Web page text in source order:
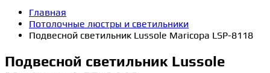
Главная
Потолочные люстры и светильники
Подвесной светильник Lussole Maricopa LSP-8118
Подвесной светильник Lussole